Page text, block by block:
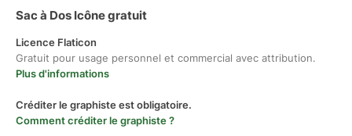
Sac à Dos Icône gratuit
Licence Flaticon
Gratuit pour usage personnel et commercial avec attribution.
Plus d'informations
Créditer le graphiste est obligatoire.
Comment créditer le graphiste ?